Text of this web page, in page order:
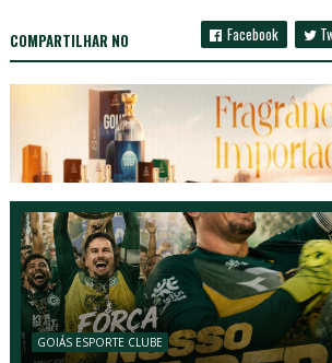
COMPARTILHAR NO Facebook
GOIÁS ESPORTE CLUBE